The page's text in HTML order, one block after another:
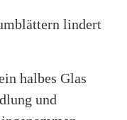
lindert
halbes Glas
und